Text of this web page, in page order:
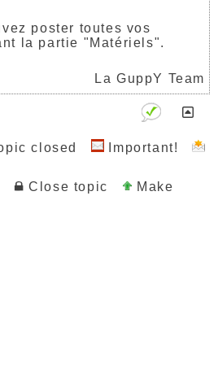
poster toutes vos
la partie "Matériels".
La GuppY Team
closed
Important!
Close topic
Make